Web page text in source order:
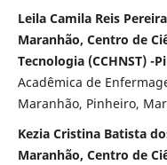
Leila Camila Reis
Maranhão, Centro de
Tecnologia (CCHNST) -
Acadêmica de
Maranhão, Pinheiro,
Kezia Cristina Batista
Maranhão, Centro de